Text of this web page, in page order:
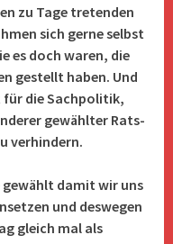
zu Tage tretenden
sich gerne selbst
es doch waren, die
gestellt haben. Und
für die Sachpolitik,
gewählter Rats-
verhindern.
gewählt damit wir uns
und deswegen
gleich mal als